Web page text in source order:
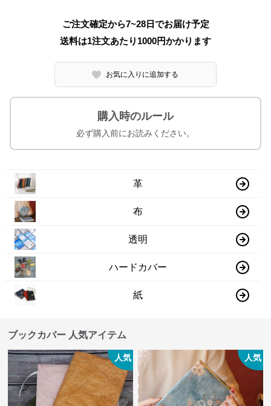
ご注文確定から7~28日でお届け予定
送料は1注文あたり 1000円かかります
お気に入りに追加する
購入時のルール
必ず購入前にお読みください。
革
布
透明
ハードカバー
紙
ブックカバー 人気アイテム
人気 人気